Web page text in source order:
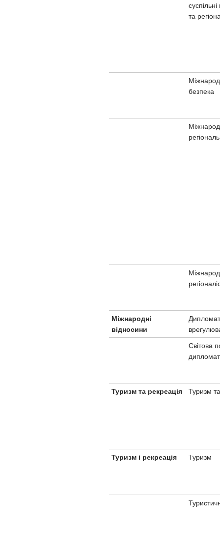
суспільні
та
безпека
Міжнародні
відносини
Світова
Туризм та рекреація Туризм
Туризм і рекреація Туризм